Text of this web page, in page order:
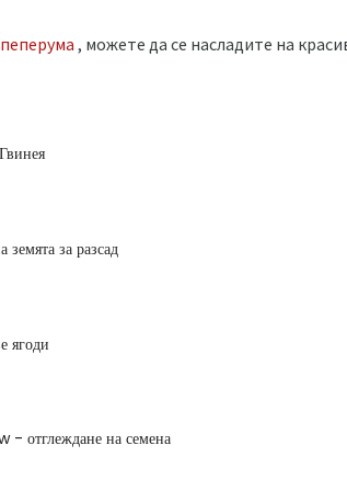
, можете да се насладите на
земята за разсад
ягоди
отглеждане на семена